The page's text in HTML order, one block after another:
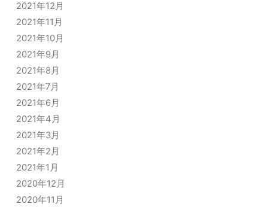
2021年12月
2021年11月
2021年10月
2021年9月
2021年8月
2021年7月
2021年6月
2021年4月
2021年3月
2021年2月
2021年1月
2020年12月
2020年11月